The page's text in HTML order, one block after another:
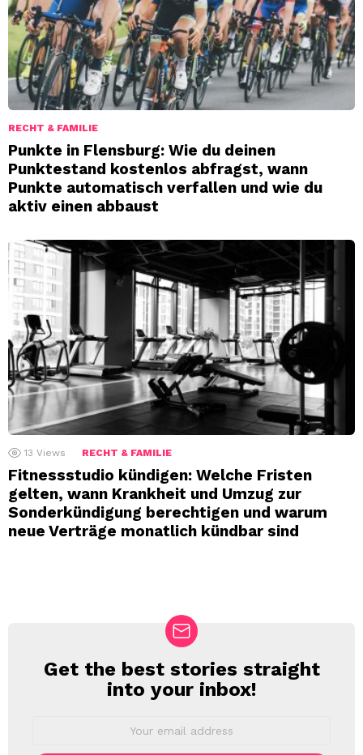
RECHT & FAMILIE
Punkte in Flensburg: Wie du deinen
Punktestand kostenlos abfragst, wann
Punkte automatisch verfallen und wie du
aktiv einen abbaust
13 Views RECHT & FAMILIE
Fitnessstudio kündigen: Welche Fristen
gelten, wann Krankheit und Umzug zur
Sonderkündigung berechtigen und warum
neue Verträge monatlich kündbar sind
NEWSLETTER
Get the best stories straight
into your inbox!